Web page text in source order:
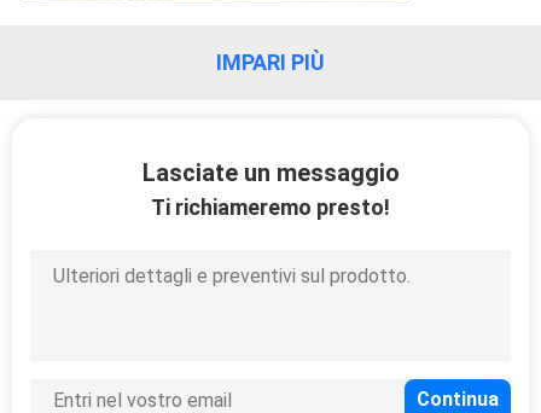
IMPARI PIÙ
Lasciate un messaggio
Ti richiameremo presto!